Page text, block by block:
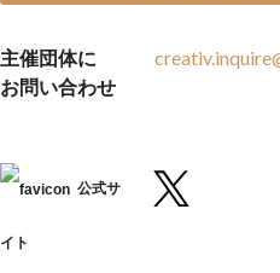
主催団体に
お問い合わせ
公式サ
イト